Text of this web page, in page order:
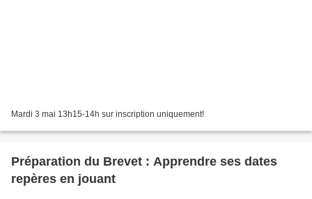
Mardi 3 mai 13h15-14h sur inscription uniquement!
Préparation du Brevet : Apprendre ses dates
repères en jouant